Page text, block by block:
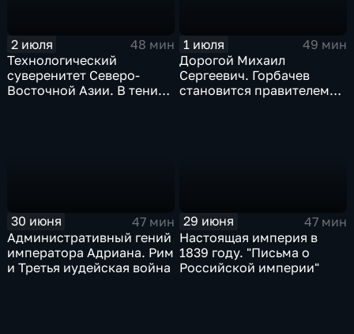
2 июля
48 мин
Технологический
суверенитет Северо-
Восточной Азии. В тени
1 июля
49 мин
Дорогой Михаил
Сергеевич. Горбачев
становится правителем
30 июня
47 мин
Административный гений
императора Адриана. Рим
и Третья иудейская война
29 июня
47 мин
Настоящая империя в
1839 году. "Письма о
Российской империи"